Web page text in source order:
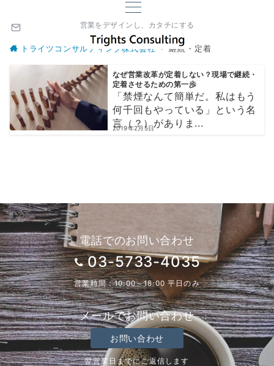
営業をデザインし、カタチにする
トライツコンサルティング株式会社 継続・定着
なぜ営業改革が定着しない？現場で継続・
定着させるための第一歩
「禁煙なんて簡単だ。私はもう
何千回もやっている」という名
言（？）がありま...
2019年2月5日
電話でのお問い合わせ
03-5733-4035
営業時間：10:00～18:00 平日のみ
メールでお問い合わせ
お問い合わせ
翌営業日までにご返信します